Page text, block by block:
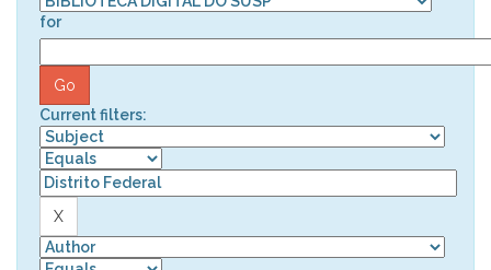
for
Current filters: